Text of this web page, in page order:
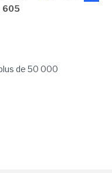
605
de 50 000